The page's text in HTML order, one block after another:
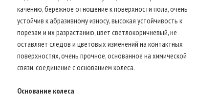
качению, бережное отношение к поверхности пола, очень
устойчив к абразивному износу, высокая устойчивость к
порезам и их разрастанию, цвет светлокоричневый, не
оставляет следов и цветовых изменений на контактных
поверхностях, очень прочное, основанное на химической
связи, соединение с основанием колеса.
Основание колеса